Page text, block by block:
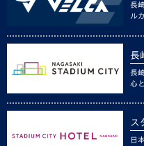
長
ル
長
長
心
ス
日